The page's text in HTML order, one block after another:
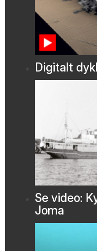
Digitalt
Se video:
Joma